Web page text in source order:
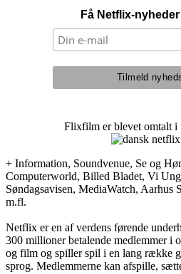
Få Netflix-
Flixfilm er blevet omtalt i
+ Information, Soundvenue, Se og
Computerworld, Billed Bladet, Vi
Søndagsavisen, MediaWatch, Aarhus
m.fl.
Netflix er en af verdens førende
300 millioner betalende medlemmer i
og film og spiller spil i en lang række
sprog. Medlemmerne kan afspille,